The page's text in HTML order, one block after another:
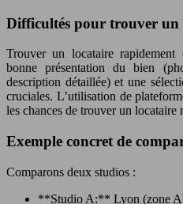
Difficultés pour trouver un
Trouver un locataire
bonne présentation du bien
description détaillée) et une
cruciales. L’utilisation de
les chances de trouver un locataire
Exemple concret de
Comparons deux studios :
**Studio A:** Lyon (zone